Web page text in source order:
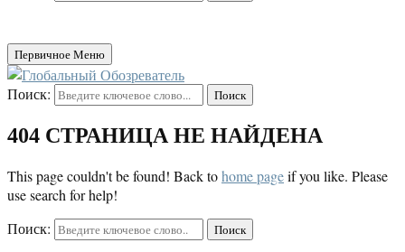
Первичное Меню
Поиск: Поиск
404 СТРАНИЦА НЕ НАЙДЕНА
This page couldn't be found! Back tohome pageif you like. Please
use search for help!
Поиск:
Поиск